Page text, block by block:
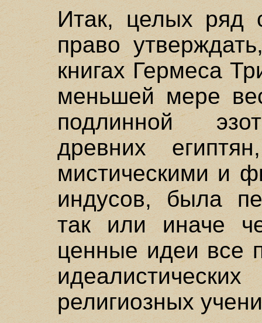
Итак, целых ряд
право
книгах Гермеса
меньшей мере
подлинной
древних
мистическими и
индусов, была
так или иначе
ценные идеи все
религиозных